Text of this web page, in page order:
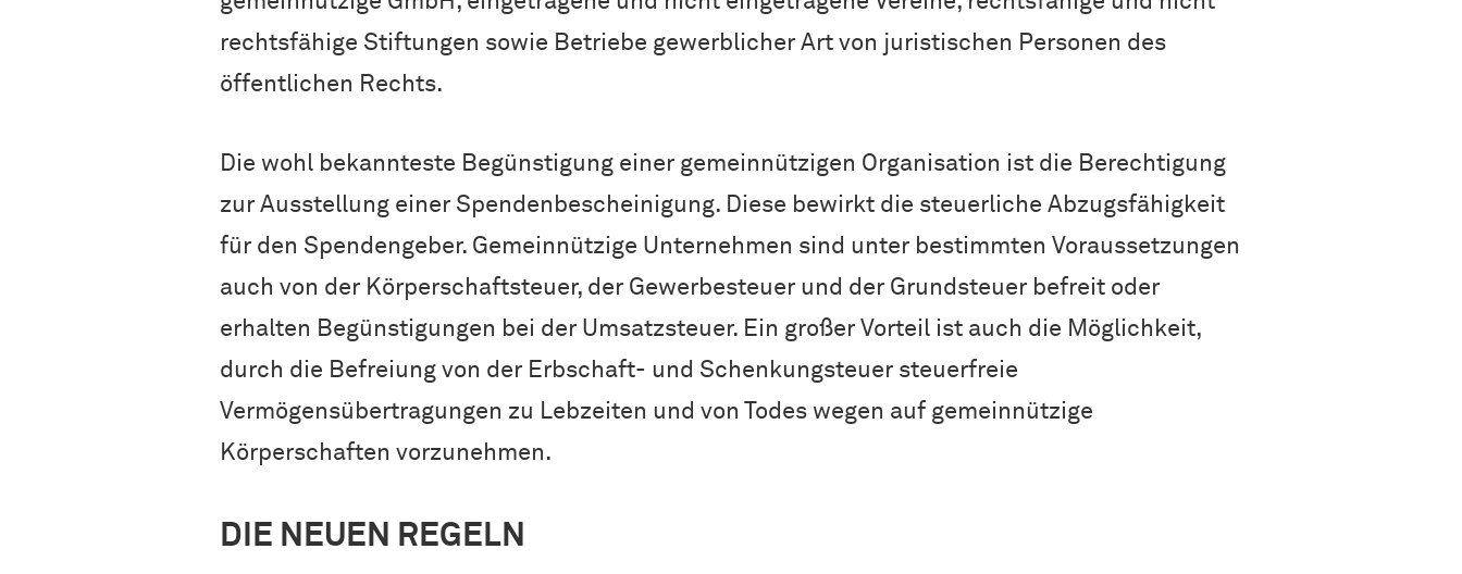
rechtsfähige Stiftungen sowie Betriebe gewerblicher Art von juristischen Personen des
öffentlichen Rechts.
Die wohl bekannteste Begünstigung einer gemeinnützigen Organisation ist die Berechtigung
zur Ausstellung einer Spendenbescheinigung. Diese bewirkt die steuerliche Abzugsfähigkeit
für den Spendengeber. Gemeinnützige Unternehmen sind unter bestimmten Voraussetzungen
auch von der Körperschaftsteuer, der Gewerbesteuer und der Grundsteuer befreit oder
erhalten Begünstigungen bei der Umsatzsteuer. Ein großer Vorteil ist auch die Möglichkeit,
durch die Befreiung von der Erbschaft- und Schenkungsteuer steuerfreie
Vermögensübertragungen zu Lebzeiten und von Todes wegen auf gemeinnützige
Körperschaften vorzunehmen.
DIE NEUEN REGELN